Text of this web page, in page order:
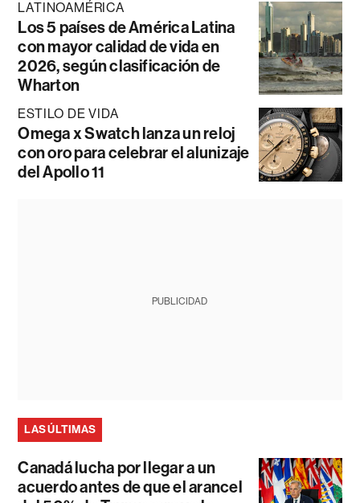
LATINOAMÉRICA
Los 5 países de América Latina
con mayor calidad de vida en
2026, según clasificación de
Wharton
ESTILO DE VIDA
Omega x Swatch lanza un reloj
con oro para celebrar el alunizaje
del Apollo 11
PUBLICIDAD
LAS ÚLTIMAS
Canadá lucha por llegar a un
acuerdo antes de que el arancel